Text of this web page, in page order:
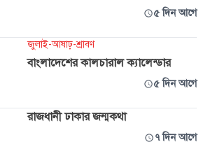
৫ দিন আগে
জুলাই-আষাঢ়-শ্রাবণ
বাংলাদেশের কালচারাল ক্যালেন্ডার
৫ দিন আগে
রাজধানী ঢাকার জন্মকথা
৭ দিন আগে